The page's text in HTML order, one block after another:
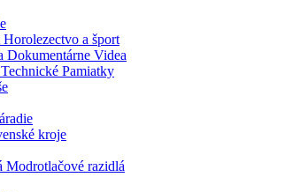
Horolezectvo a šport
Dokumentárne Videa
Technické Pamiatky
kroje
Modrotlačové razidlá